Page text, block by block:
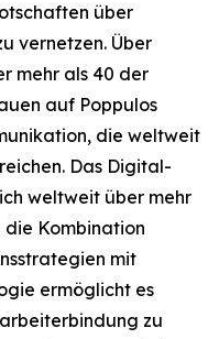
über
vernetzen. Über
mehr als 40 der
auf Poppulos
die weltweit
Das Digital-
weltweit über mehr
die Kombination
mit
ermöglicht es
zu